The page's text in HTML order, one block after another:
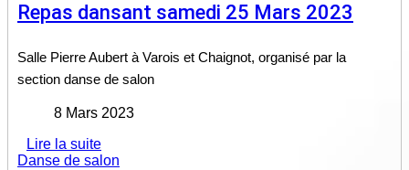
Repas dansant samedi 25 Mars 2023
Salle Pierre Aubert à Varois et Chaignot, organisé par la
section danse de salon
8 Mars 2023
Lire la suite
Danse de salon